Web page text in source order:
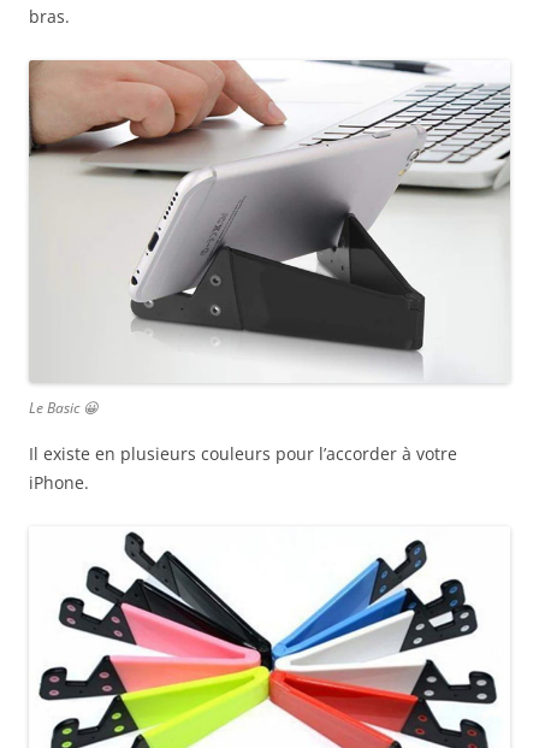
bras.
Le Basic 😀
Il existe en plusieurs couleurs pour l’accorder à votre
iPhone.